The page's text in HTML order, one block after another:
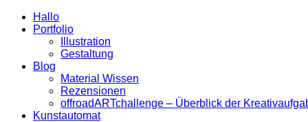
Hallo
Portfolio
Illustration
Gestaltung
Blog
Material Wissen
Rezensionen
offroadARTchallenge – Überblick der
Kunstautomat